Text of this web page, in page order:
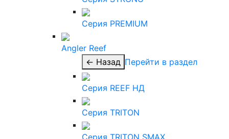
Серия PREMIUM
Angler Reef
← Назад Перейти в раздел
Серия REEF НД
Серия TRITON
Серия TRITON SMAX